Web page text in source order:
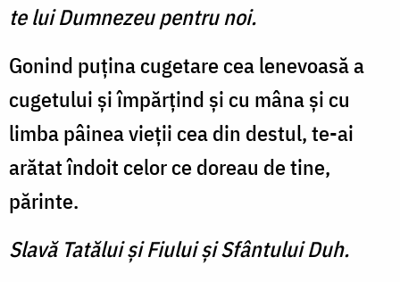
te lui Dumnezeu pentru noi.
Gonind puţina cugetare cea lenevoasă a
cugetului şi împărţind şi cu mâna şi cu
limba pâinea vieţii cea din destul, te-ai
arătat îndoit celor ce doreau de tine,
părinte.
Slavă Tatălui şi Fiului şi Sfântului Duh.